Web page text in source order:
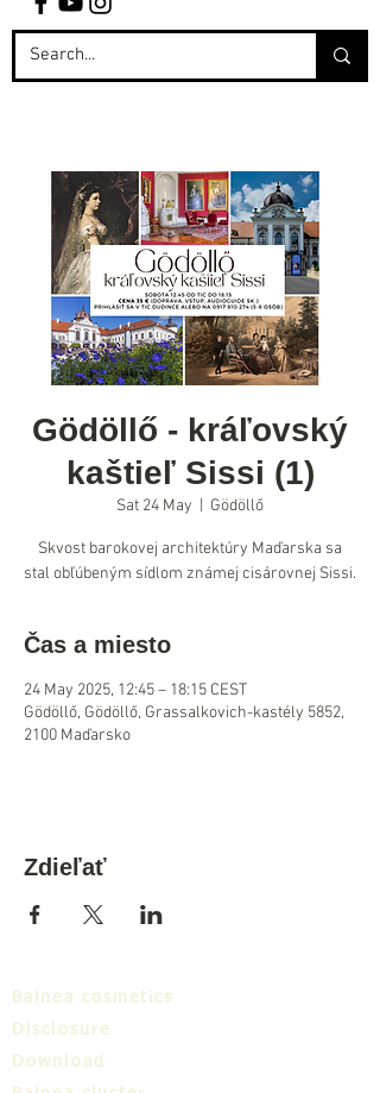
Gödöllő - kráľovský
kaštieľ Sissi (1)
Sat 24 May Gödöllő
Skvost barokovej architektúry Maďarska sa
stal obľúbeným sídlom známej cisárovnej Sissi.
Čas a miesto
24 May 2025, 12:45 – 18:15 CEST
Gödöllő, Gödöllő, Grassalkovich-kastély 5852,
2100 Maďarsko
Zdieľať
Balnea cosmetics
Disclosure
Download